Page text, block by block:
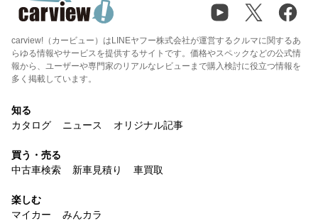
carview!（カービュー）はLINEヤフー株式会社が運営するクルマに関するあ
らゆる情報やサービスを提供するサイトです。価格やスペックなどの公式情
報から、ユーザーや専門家のリアルなレビューまで購入検討に役立つ情報を
多く掲載しています。
知る
カタログ
ニュース オリジナル記事
買う・売る
中古車検索
新車見積り 車買取
楽しむ
マイカー
みんカラ